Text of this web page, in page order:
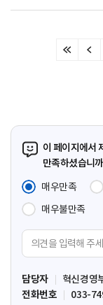
처
이
이 페이지에서
만족하셨습니
매우만족
매우불만족
견
입
력
담당자
혁신경영
전화번호
033-